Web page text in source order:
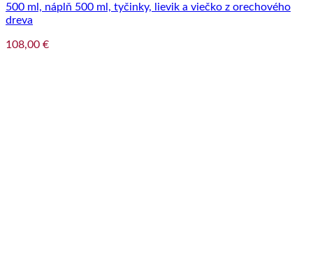
500 ml, náplň 500 ml, tyčinky, lievik a viečko z orechového
dreva
108,00 €